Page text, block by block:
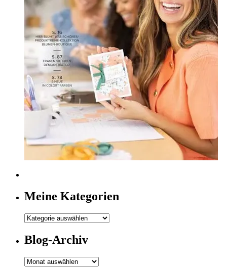
Meine Kategorien
Meine
Blog-Archiv
Blog-